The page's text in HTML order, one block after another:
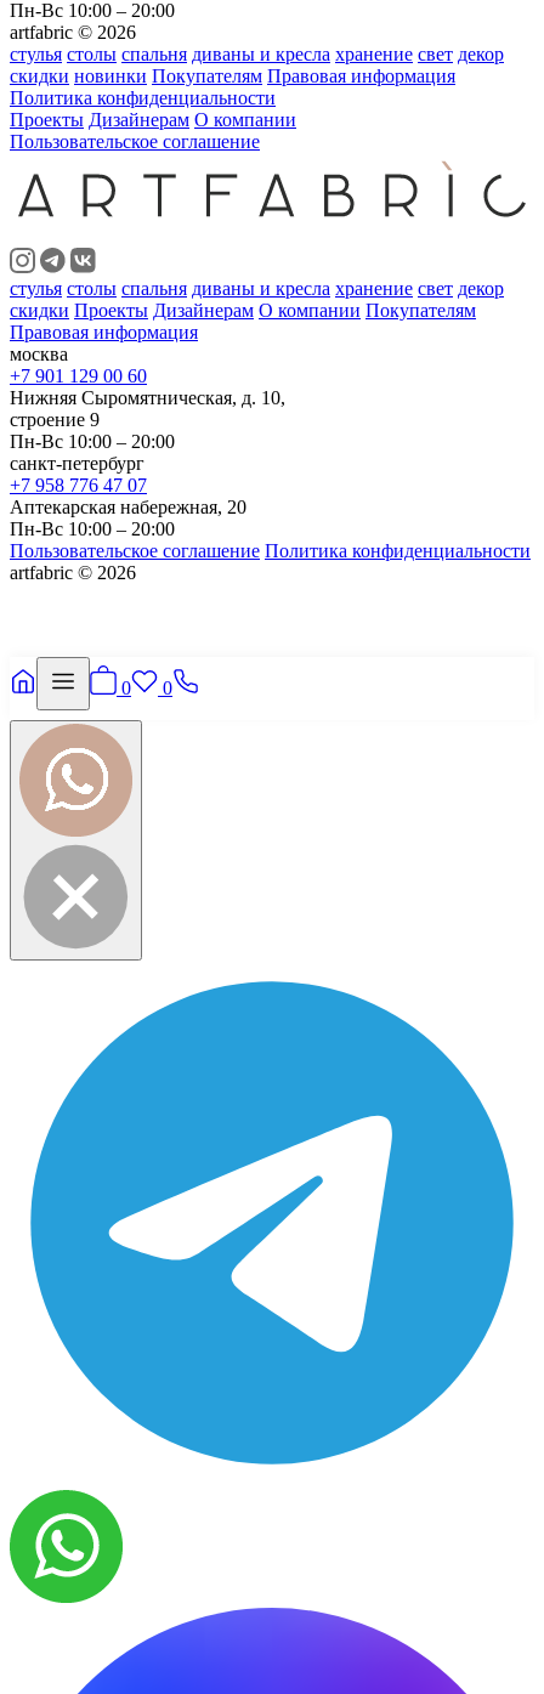
Пн-Вс 10:00 – 20:00
artfabric © 2026
стулья столы спальня диваны и кресла хранение свет декор
скидки новинки Покупателям Правовая информация
Политика конфиденциальности
Проекты Дизайнерам О компании
Пользовательское соглашение
стулья столы спальня диваны и кресла хранение свет декор
скидки Проекты Дизайнерам О компании Покупателям
Правовая информация
москва
+7 901 129 00 60
Нижняя Сыромятническая, д. 10,
строение 9
Пн-Вс 10:00 – 20:00
санкт-петербург
+7 958 776 47 07
Аптекарская набережная, 20
Пн-Вс 10:00 – 20:00
Пользовательское соглашение Политика конфиденциальности
artfabric © 2026
0 0